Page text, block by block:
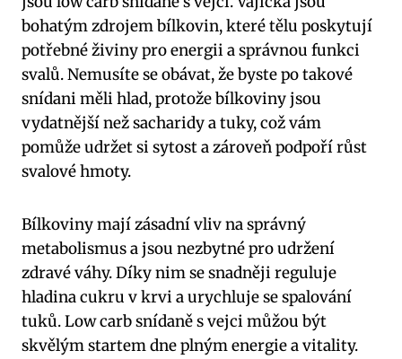
bohatým zdrojem bílkovin, které tělu poskytují
potřebné živiny pro energii a správnou funkci
svalů. Nemusíte se obávat, že byste po takové
snídani měli hlad, protože bílkoviny jsou
vydatnější než sacharidy a tuky, což vám
pomůže udržet si sytost a zároveň podpoří růst
svalové hmoty.
Bílkoviny mají zásadní vliv na správný
metabolismus a jsou nezbytné pro udržení
zdravé váhy. Díky nim se snadněji reguluje
hladina cukru v krvi a urychluje se spalování
tuků. Low carb snídaně s vejci můžou být
skvělým startem dne plným energie a vitality.